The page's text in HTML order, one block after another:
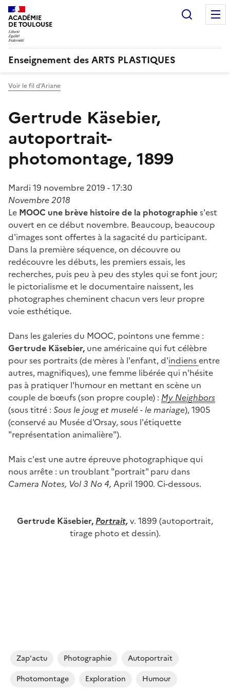
ACADÉMIE
DE TOULOUSE
Enseignement des ARTS PLASTIQUES
Voir le fil d’Ariane
Gertrude Käsebier,
autoportrait-
photomontage, 1899
Mardi 19 novembre 2019 - 17:30
Novembre 2018
Le MOOC une brève histoire de la photographies'est
ouvert en ce début novembre. Beaucoup, beaucoup
d'images sont offertes à la sagacité du participant.
Dans la première séquence, on découvre ou
redécouvre les débuts, les premiers essais, les
recherches, puis peu à peu des styles qui se font jour;
le pictorialisme et le documentaire naissent, les
photographes cheminent chacun vers leur propre
voie esthétique.
Dans les galeries du MOOC, pointons une femme :
Gertrude Käsebier, une américaine qui fut célèbre
pour ses portraits (de mères à l'enfant, d'indiensentre
autres, magnifiques), une femme libérée qui n'hésite
pas à pratiquer l'humour en mettant en scène un
couple de bœufs (son propre couple) : My Neighbors
(sous titré : Sous le joug et muselé - le mariage), 1905
(conservé au Musée d'Orsay, sous l'étiquette
"représentation animalière").
Mais c'est une autre épreuve photographique qui
nous arrête : un troublant "portrait" paru dans
Camera Notes, Vol 3 No 4, April 1900. Ci-dessous.
Gertrude Käsebier, Portrait,v. 1899 (autoportrait,
tirage photo et dessin).
Zap'actu Photographie
Autoportrait
Photomontage
Exploration Humour